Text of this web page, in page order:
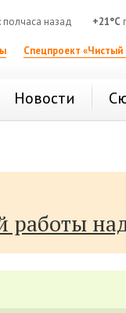
назад +21°C
Спецпроект «Чистый
Новости
работы